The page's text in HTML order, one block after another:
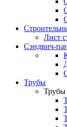
Лист
Сэндвич-
Трубы
Трубы